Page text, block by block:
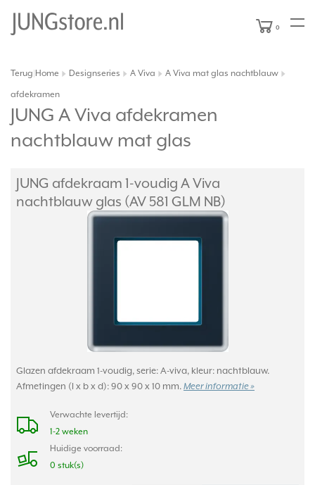
0
Terug Home Designseries A Viva A Viva mat glas nachtblauw
afdekramen
JUNG A Viva afdekramen
nachtblauw mat glas
JUNG afdekraam 1-voudig A Viva
nachtblauw glas (AV 581 GLM NB)
Glazen afdekraam 1-voudig, serie: A-viva, kleur: nachtblauw.
Afmetingen (l x b x d): 90 x 90 x 10 mm. Meer informatie »
Verwachte levertijd:
1-2 weken
Huidige voorraad:
0 stuk(s)